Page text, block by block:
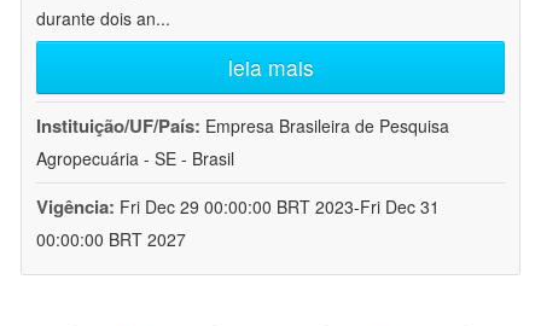
durante dois an...
leia mais
Instituição/UF/País: Empresa Brasileira de Pesquisa
Agropecuária - SE - Brasil
Vigência: Fri Dec 29 00:00:00 BRT 2023-Fri Dec 31
00:00:00 BRT 2027